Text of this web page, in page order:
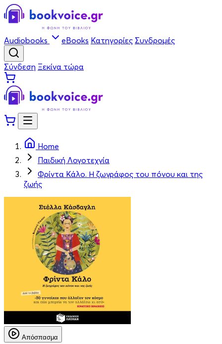
Audiobooks eBooks Κατηγορίες Συνδρομές
Σύνδεση Ξεκίνα τώρα
Home
Παιδική Λογοτεχνία
Φρίντα Κάλο. Η ζωγράφος του πόνου και της
ζωής
Απόσπασμα